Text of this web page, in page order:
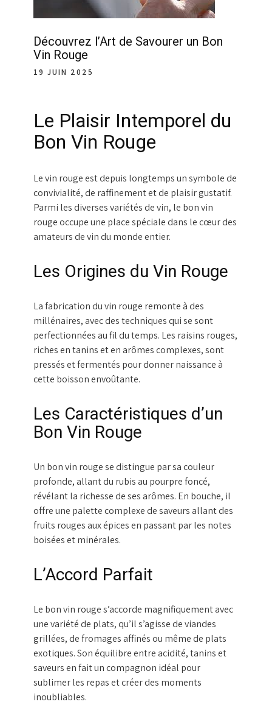
Découvrez l’Art de Savourer un Bon
Vin Rouge
19 JUIN 2025
Le Plaisir Intemporel du
Bon Vin Rouge
Le vin rouge est depuis longtemps un symbole de
convivialité, de raffinement et de plaisir gustatif.
Parmi les diverses variétés de vin, le bon vin
rouge occupe une place spéciale dans le cœur des
amateurs de vin du monde entier.
Les Origines du Vin Rouge
La fabrication du vin rouge remonte à des
millénaires, avec des techniques qui se sont
perfectionnées au fil du temps. Les raisins rouges,
riches en tanins et en arômes complexes, sont
pressés et fermentés pour donner naissance à
cette boisson envoûtante.
Les Caractéristiques d’un
Bon Vin Rouge
Un bon vin rouge se distingue par sa couleur
profonde, allant du rubis au pourpre foncé,
révélant la richesse de ses arômes. En bouche, il
offre une palette complexe de saveurs allant des
fruits rouges aux épices en passant par les notes
boisées et minérales.
L’Accord Parfait
Le bon vin rouge s’accorde magnifiquement avec
une variété de plats, qu’il s’agisse de viandes
grillées, de fromages affinés ou même de plats
exotiques. Son équilibre entre acidité, tanins et
saveurs en fait un compagnon idéal pour
sublimer les repas et créer des moments
inoubliables.